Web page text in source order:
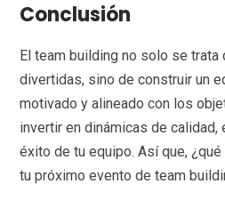
Conclusión
El team building no solo se
divertidas, sino de construir un
motivado y alineado con los
invertir en dinámicas de calidad,
éxito de tu equipo. Así que,
tu próximo evento de team